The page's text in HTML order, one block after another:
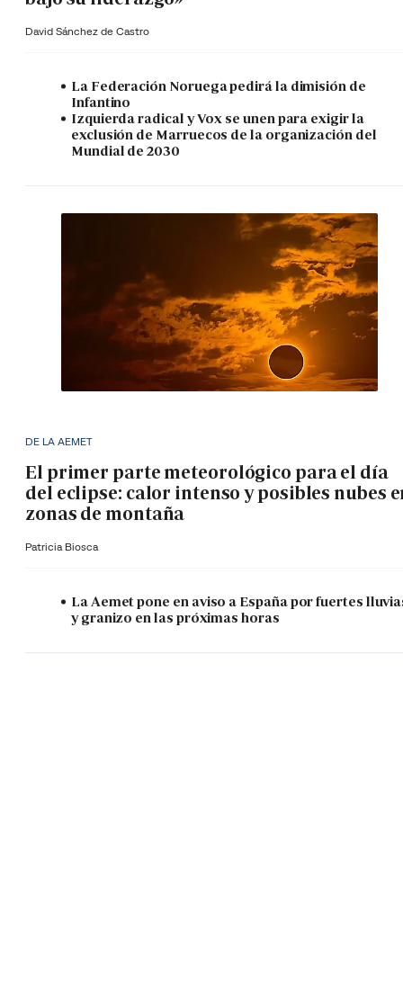
David Sánchez de Castro
La Federación Noruega pedirá la dimisión de
Infantino
Izquierda radical y Vox se unen para exigir la
exclusión de Marruecos de la organización del
Mundial de 2030
DE LA AEMET
El primer parte meteorológico para el día
del eclipse: calor intenso y posibles nubes
zonas de montaña
Patricia Biosca
La Aemet pone en aviso a España por fuertes
y granizo en las próximas horas